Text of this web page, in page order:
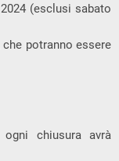
(esclusi sabato
potranno essere
chiusura avrà